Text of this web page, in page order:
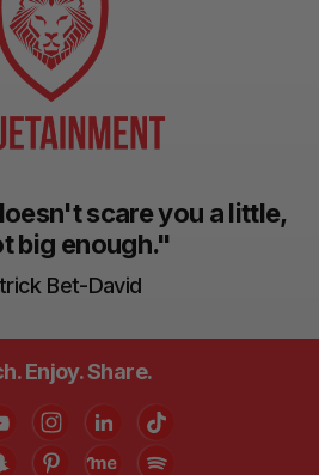
scare you a little,
big enough."
Bet-David
Enjoy. Share.